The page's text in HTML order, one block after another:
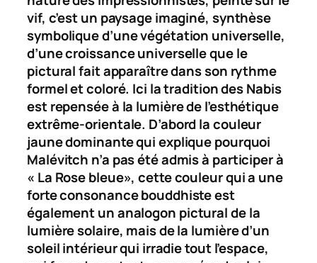
vif, c’est un paysage imaginé, synthèse
symbolique d’une végétation universelle,
d’une croissance universelle que le
pictural fait apparaître dans son rythme
formel et coloré. Ici la tradition des Nabis
est repensée à la lumière de l’esthétique
extrême-orientale. D’abord la couleur
jaune dominante qui explique pourquoi
Malévitch n’a pas été admis à participer à
« La Rose bleue», cette couleur qui a une
forte consonance bouddhiste est
également unanalogon pictural de la
lumière solaire, mais de la lumière d’un
soleil intérieur qui irradie tout l’espace,